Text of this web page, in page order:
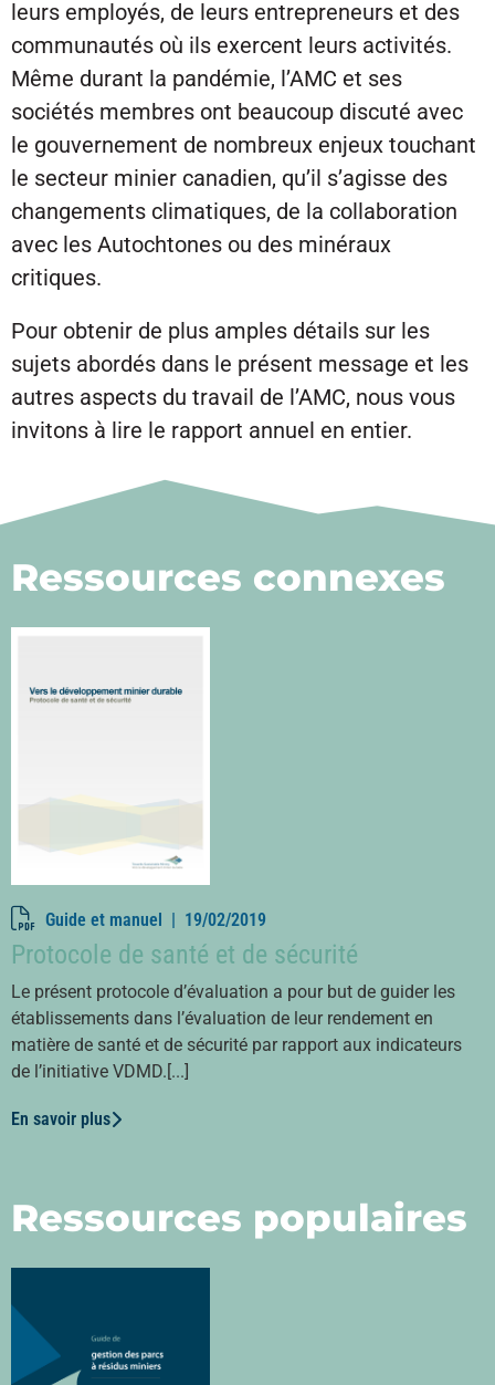
leurs employés, de leurs entrepreneurs et des
communautés où ils exercent leurs activités.
Même durant la pandémie, l’AMC et ses
sociétés membres ont beaucoup discuté avec
le gouvernement de nombreux enjeux touchant
le secteur minier canadien, qu’il s’agisse des
changements climatiques, de la collaboration
avec les Autochtones ou des minéraux
critiques.
Pour obtenir de plus amples détails sur les
sujets abordés dans le présent message et les
autres aspects du travail de l’AMC, nous vous
invitons à lire le rapport annuel en entier.
Ressources connexes
Guide et manuel | 19/02/2019
Protocole de santé et de sécurité
Le présent protocole d’évaluation a pour but de guider les
établissements dans l’évaluation de leur rendement en
matière de santé et de sécurité par rapport aux indicateurs
de l’initiative VDMD.[...]
En savoir plus
Ressources populaires